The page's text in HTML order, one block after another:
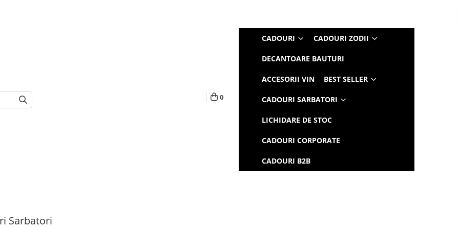
0
CADOURI CADOURI ZODII
DECANTOARE BAUTURI
ACCESORII VIN BEST SELLER
CADOURI SARBATORI
LICHIDARE DE STOC
CADOURI CORPORATE
CADOURI B2B
Sarbatori